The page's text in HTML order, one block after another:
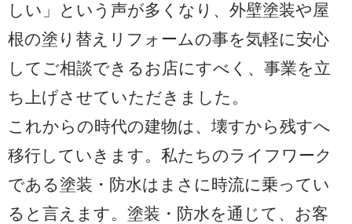
しい」という声が多くなり、外壁塗装や屋
根の塗り替えリフォームの事を気軽に安心
してご相談できるお店にすべく、事業を立
ち上げさせていただきました。
これからの時代の建物は、壊すから残すへ
移行していきます。私たちのライフワーク
である塗装・防水はまさに時流に乗ってい
ると言えます。塗装・防水を通じて、お客